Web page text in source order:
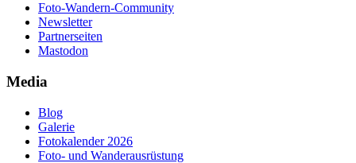
Foto-Wandern-Community
Newsletter
Partnerseiten
Mastodon
Media
Blog
Galerie
Fotokalender 2026
Foto- und Wanderausrüstung